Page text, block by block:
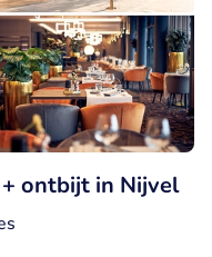
ontbijt in Nijvel